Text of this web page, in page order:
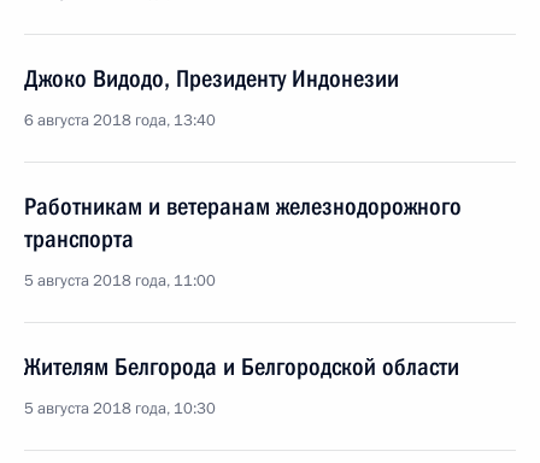
Джоко Видодо, Президенту Индонезии
6 августа 2018 года, 13:40
Работникам и ветеранам железнодорожного
транспорта
5 августа 2018 года, 11:00
Жителям Белгорода и Белгородской области
5 августа 2018 года, 10:30